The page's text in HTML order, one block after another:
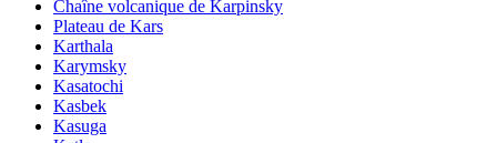
Chaîne volcanique de Karpinsky
Plateau de Kars
Karthala
Karymsky
Kasatochi
Kasbek
Kasuga